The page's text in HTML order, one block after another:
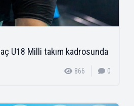
U18 Milli takım kadrosunda
866 0